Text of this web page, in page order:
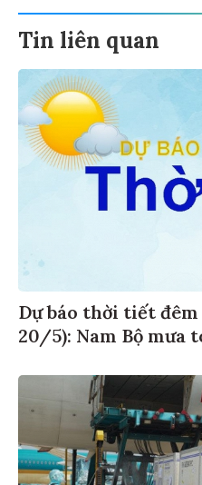
Tin liên quan
Dự báo thời tiết
20/5): Nam Bộ mưa